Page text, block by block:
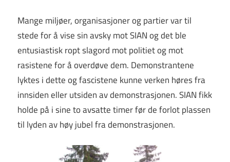
Mange miljøer, organisasjoner og partier var til
stede for å vise sin avsky mot SIAN og det ble
entusiastisk ropt slagord mot politiet og mot
rasistene for å overdøve dem. Demonstrantene
lyktes i dette og fascistene kunne verken høres fra
innsiden eller utsiden av demonstrasjonen. SIAN fikk
holde på i sine to avsatte timer før de forlot plassen
til lyden av høy jubel fra demonstrasjonen.